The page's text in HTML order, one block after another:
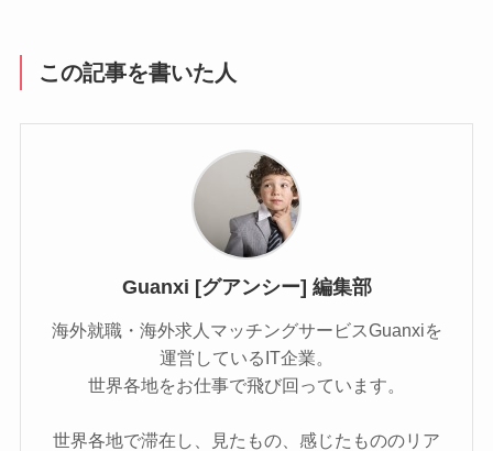
この記事を書いた人
Guanxi [グアンシー] 編集部
海外就職・海外求人マッチングサービスGuanxiを
運営しているIT企業。
世界各地をお仕事で飛び回っています。
世界各地で滞在し、見たもの、感じたもののリア